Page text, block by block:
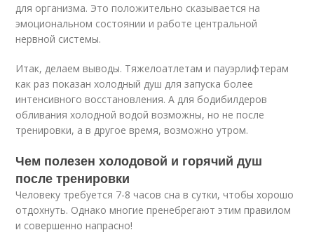
для организма. Это положительно сказывается на
эмоциональном состоянии и работе центральной
нервной системы.
Итак, делаем выводы. Тяжелоатлетам и пауэрлифтерам
как раз показан холодный душ для запуска более
интенсивного восстановления. А для бодибилдеров
обливания холодной водой возможны, но не после
тренировки, а в другое время, возможно утром.
Чем полезен холодовой и горячий душ
после тренировки
Человеку требуется 7-8 часов сна в сутки, чтобы хорошо
отдохнуть. Однако многие пренебрегают этим правилом
и совершенно напрасно!